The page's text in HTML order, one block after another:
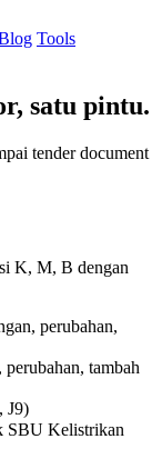
Tools
satu pintu.
tender document
K, M, B dengan
perubahan,
tambah
J9)
SBU Kelistrikan